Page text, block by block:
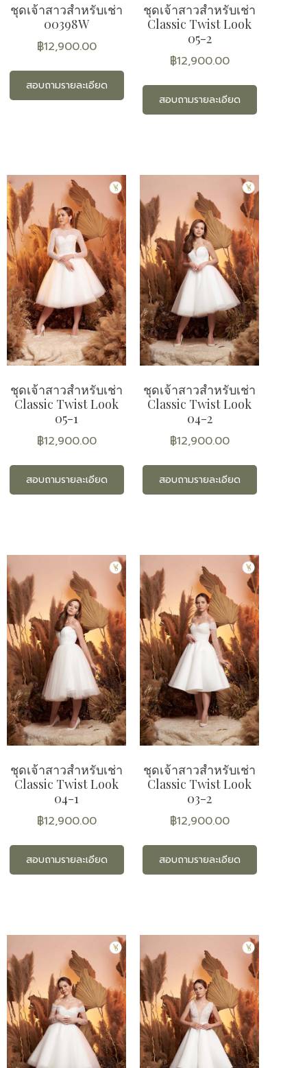
ชุดเจ้าสาวสำหรับเช่า
00398W
฿12,900.00
สอบถามรายละเอียด
ชุดเจ้าสาวสำหรับเช่า
Classic Twist Look
05-2
฿12,900.00
สอบถามรายละเอียด
ชุดเจ้าสาวสำหรับเช่า
Classic Twist Look
05-1
฿12,900.00
สอบถามรายละเอียด
ชุดเจ้าสาวสำหรับเช่า
Classic Twist Look
04-2
฿12,900.00
สอบถามรายละเอียด
ชุดเจ้าสาวสำหรับเช่า
Classic Twist Look
04-1
฿12,900.00
สอบถามรายละเอียด
ชุดเจ้าสาวสำหรับเช่า
Classic Twist Look
03-2
฿12,900.00
สอบถามรายละเอียด